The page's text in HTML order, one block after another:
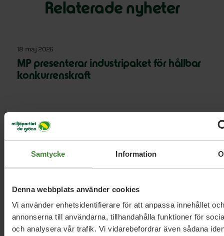
Samtycke Information
Denna webbplats använder cookies
Vi använder enhetsidentifierare för att anpassa innehållet och
annonserna till användarna, tillhandahålla funktioner för
och analysera vår trafik. Vi vidarebefordrar även sådana
Relaterade nyheter
18 maj 2026
MP presenterar industripaket för hållbar
konkurrenskraft
MP: Låt lokalsamhällen få större del av
värdet från den gröna omställningen
ensamförsörjartillägg